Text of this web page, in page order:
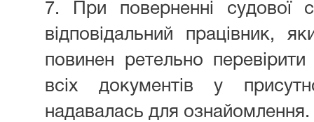
7. При поверненні судової
відповідальний працівник,
повинен ретельно
всіх документів у
надавалась для ознайомлення.